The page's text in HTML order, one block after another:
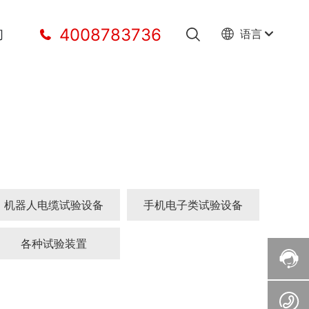
4008783736 语言
机器人电缆试验设备 手机电子类试验设备
各种试验装置